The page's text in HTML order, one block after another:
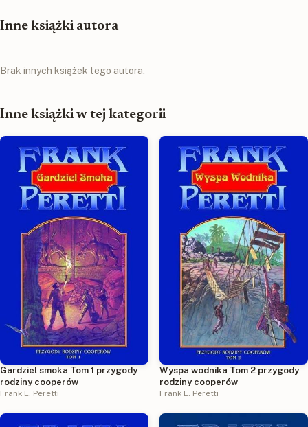
Inne książki autora
Brak innych książek tego autora.
Inne książki w tej kategorii
Gardziel smoka Tom 1 przygody
rodziny cooperów
Frank E. Peretti
Wyspa wodnika Tom 2 przygody
rodziny cooperów
Frank E. Peretti